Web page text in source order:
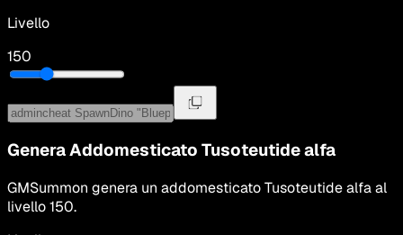
Livello
150
Genera Addomesticato Tusoteutide alfa
GMSummon genera un addomesticatoTusoteutide alfaal
livello150.